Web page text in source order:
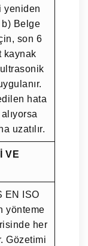
yeniden
Belge
son 6
kaynak
hata
uzatılır.
VE
EN ISO
yönteme
her
Gözetimi